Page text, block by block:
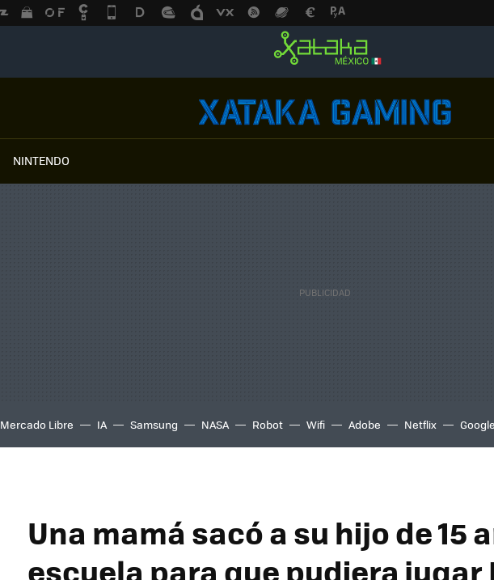
NINTENDO
Mercado Libre IA Samsung NASA Robot Wifi Adobe Netflix Google
Una mamá sacó a su hijo de 15
escuela para que pudiera jugar